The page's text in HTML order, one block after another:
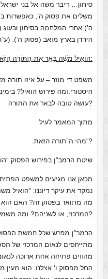
סיחון… דיבר משה אל בני
משלים את פסוק ה’, כאפשרות
ה’) אחרי המלחמה בסיחון
הירדן בארץ מואב (פסוק ה’).
הוֹאִ֣יל מֹשֶׁ֔ה בֵּאֵ֛ר אֶת-הַתּוֹרָ֥ה הַזֹּ֖את לֵאמֹֽר:
משפט די מוזר – על איזו תורה
היסטורי.ומה פירוש הואיל?
עושה טובה לבאר את התורה?
מתוך המאמר לעיל
.מהי ה”תורה הזאת”?
שיטת הרמב”ן בפירוש הפסוק
מכאן אנו מגיעים למשפט
נמקד את עיקר דיוננו: “הואיל
מה מתואר בפסוק זה? האם הוא
המרכזי, או לשניהם? ומה משמעות הדברים?
הרמב”ן מפרש שכל חמשת
מתייחסים לנאום המרכזי של
מהווים פתיחה אחת ארוכה
החל מפסוק ו’ אצלנו, הוא